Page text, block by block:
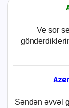
Ve sor
Səndən əvvəl